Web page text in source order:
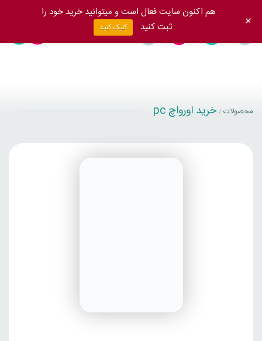
محصولات / خرید اورواچ pc
هم اکنون سایت فعال است و میتوانید خرید خود را
ثبت کنید
کلیک کنید +